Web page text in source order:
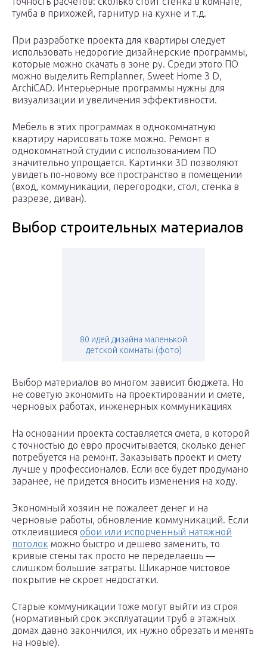
тумба в прихожей, гарнитур на кухне и т.д.
При разработке проекта для квартиры следует
использовать недорогие дизайнерские программы,
которые можно скачать в зоне ру. Среди этого ПО
можно выделить Remplanner, Sweet Home 3 D,
ArchiCAD. Интерьерные программы нужны для
визуализации и увеличения эффективности.
Мебель в этих программах в однокомнатную
квартиру нарисовать тоже можно. Ремонт в
однокомнатной студии с использованием ПО
значительно упрощается. Картинки 3D позволяют
увидеть по-новому все пространство в помещении
(вход, коммуникации, перегородки, стол, стенка в
разрезе, диван).
Выбор строительных материалов
80 идей дизайна маленькой
детской комнаты (фото)
Выбор материалов во многом зависит бюджета. Но
не советую экономить на проектировании и смете,
черновых работах, инженерных коммуникациях
На основании проекта составляется смета, в которой
с точностью до евро просчитывается, сколько денег
потребуется на ремонт. Заказывать проект и смету
лучше у профессионалов. Если все будет продумано
заранее, не придется вносить изменения на ходу.
Экономный хозяин не пожалеет денег и на
черновые работы, обновление коммуникаций. Если
отклеившиеся обои или испорченный натяжной
потолок можно быстро и дешево заменить, то
кривые стены так просто не переделаешь —
слишком большие затраты. Шикарное чистовое
покрытие не скроет недостатки.
Старые коммуникации тоже могут выйти из строя
(нормативный срок эксплуатации труб в этажных
домах давно закончился, их нужно обрезать и менять
на новые).